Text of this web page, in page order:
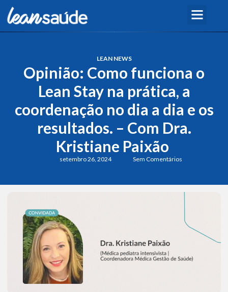
LEAN NEWS
Opinião: Como funciona o
Lean Stay na prática, a
coordenação no dia a dia e os
resultados. – Com Dra.
Kristiane Paixão
setembro 26, 2024 Sem Comentários